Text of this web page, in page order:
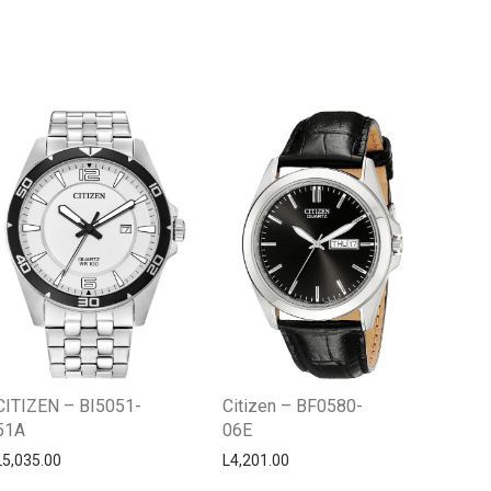
– BI5051-
5,035.00
Citizen – BF0580-
06E
L4,201.00
Centro Citizen
Typically replies within a day